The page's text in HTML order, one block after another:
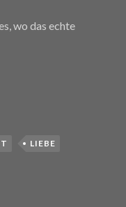
wo das echte
LIEBE